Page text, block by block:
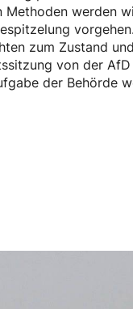
werden
zum Zustand
von der
der Behörde